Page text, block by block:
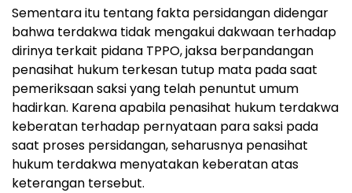
Sementara itu tentang fakta persidangan didengar
bahwa terdakwa tidak mengakui dakwaan terhadap
dirinya terkait pidana TPPO, jaksa berpandangan
penasihat hukum terkesan tutup mata pada saat
pemeriksaan saksi yang telah penuntut umum
hadirkan. Karena apabila penasihat hukum terdakwa
keberatan terhadap pernyataan para saksi pada
saat proses persidangan, seharusnya penasihat
hukum terdakwa menyatakan keberatan atas
keterangan tersebut.